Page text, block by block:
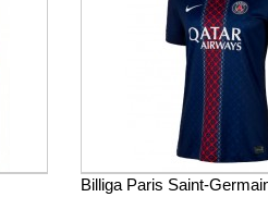
Billiga Paris Saint-